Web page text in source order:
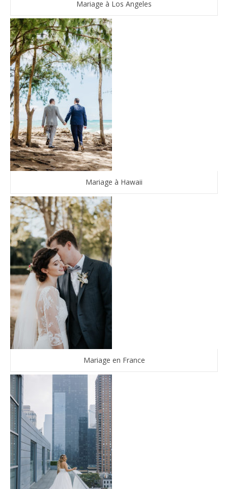
Mariage à Los Angeles
Mariage à Hawaii
Mariage en France